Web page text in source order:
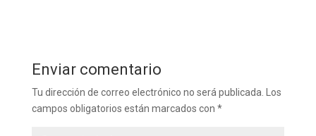
Enviar comentario
Tu dirección de correo electrónico no será publicada.
Los
campos obligatorios están marcados con *